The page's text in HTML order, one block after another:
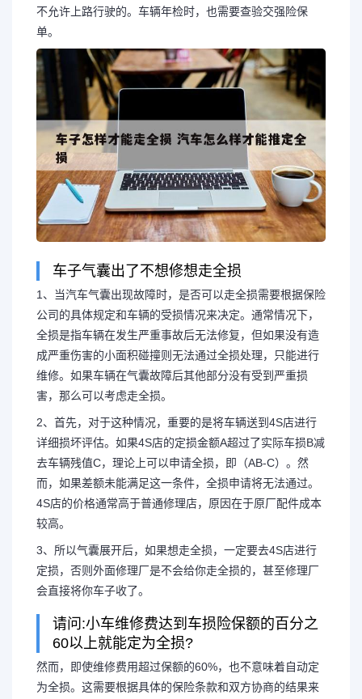
不允许上路行驶的。车辆年检时，也需要查验交强险保
单。
车子气囊出了不想修想走全损
1、当汽车气囊出现故障时，是否可以走全损需要根据保险
公司的具体规定和车辆的受损情况来决定。通常情况下，
全损是指车辆在发生严重事故后无法修复，但如果没有造
成严重伤害的小面积碰撞则无法通过全损处理，只能进行
维修。如果车辆在气囊故障后其他部分没有受到严重损
害，那么可以考虑走全损。
2、首先，对于这种情况，重要的是将车辆送到4S店进行
详细损坏评估。如果4S店的定损金额A超过了实际车损B减
去车辆残值C，理论上可以申请全损，即（AB-C）。然
而，如果差额未能满足这一条件，全损申请将无法通过。
4S店的价格通常高于普通修理店，原因在于原厂配件成本
较高。
3、所以气囊展开后，如果想走全损，一定要去4S店进行
定损，否则外面修理厂是不会给你走全损的，甚至修理厂
会直接将你车子收了。
请问:小车维修费达到车损险保额的百分之
60以上就能定为全损?
然而，即使维修费用超过保额的60%，也不意味着自动定
为全损。这需要根据具体的保险条款和双方协商的结果来
后，连同完整...
长按图片识别二维